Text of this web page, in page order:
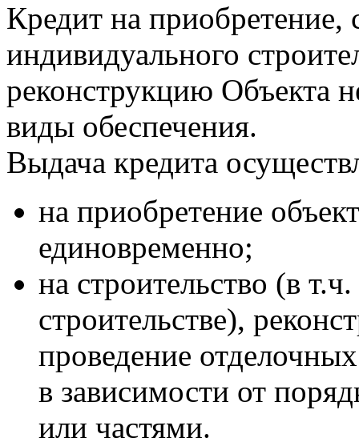
Кредит на приобретение,
индивидуального
реконструкцию Объекта
виды обеспечения.
Выдача кредита
на приобретение
единовременно;
на строительство (в
строительстве),
проведение
в зависимости от
или частями.